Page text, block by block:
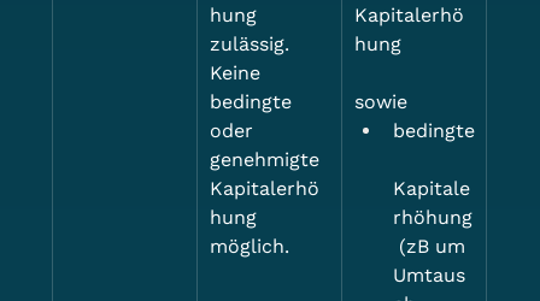
hung
zulässig.
Keine
bedingte
oder
genehmigte
Kapitalerhö
hung
möglich.
Kapitalerhö
hung
sowie
bedingte
Kapitale
rhöhung
(zB um
Umtaus